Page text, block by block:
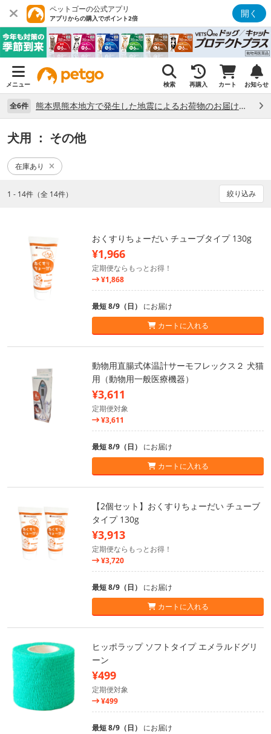
ペットゴーの公式アプリ
アプリからの購入でポイント2倍 開く
メニュー 検索 再購入 カート お知らせ
全6件 熊本県熊本地方で発生した地震によるお荷物のお届け状況について （7/28）
犬用 ： その他
在庫あり
1 - 14件（全 14件） 絞り込み
おくすりちょーだい チューブタイプ 130g
¥1,966
定期便ならもっとお得！
¥1,868
最短 8/9（日） にお届け
カートに入れる
動物用直腸式体温計サーモフレックス２ 犬猫
用（動物用一般医療機器）
¥3,611
定期便対象
¥3,611
最短 8/9（日） にお届け
カートに入れる
【2個セット】おくすりちょーだい チューブ
タイプ 130g
¥3,913
定期便ならもっとお得！
¥3,720
最短 8/9（日） にお届け
カートに入れる
ヒッポラップ ソフトタイプ エメラルドグリ
ーン
¥499
定期便対象
¥499
最短 8/9（日） にお届け